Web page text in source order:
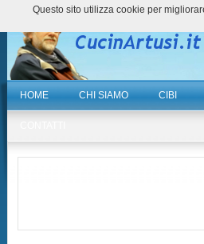
HOME CHI SIAMO CIBI
Questo sito utilizza cookie per